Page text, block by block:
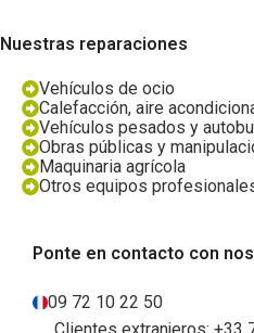
Nuestras reparaciones
Vehículos de ocio
Calefacción, aire
Vehículos pesados y
Obras públicas y
Maquinaria agrícola
Otros equipos
Ponte en contacto con
09 72 10 22 50